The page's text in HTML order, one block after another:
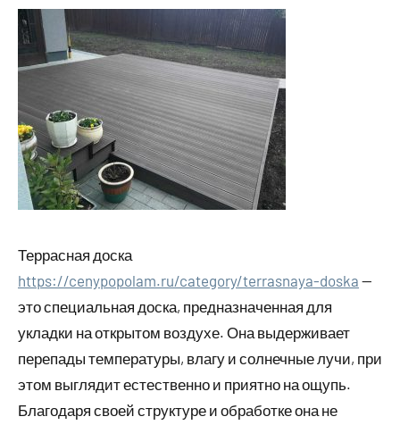
Террасная доска
https://cenypopolam.ru/category/terrasnaya-doska —
это специальная доска, предназначенная для
укладки на открытом воздухе. Она выдерживает
перепады температуры, влагу и солнечные лучи, при
этом выглядит естественно и приятно на ощупь.
Благодаря своей структуре и обработке она не